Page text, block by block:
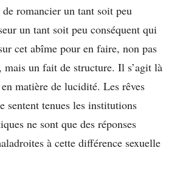
de romancier un tant soit peu
un tant soit peu conséquent qui
cet abîme pour en faire, non pas
un fait de structure. Il s’agit là
matière de lucidité. Les rêves
sentent tenues les institutions
ne sont que des réponses
à cette différence sexuelle